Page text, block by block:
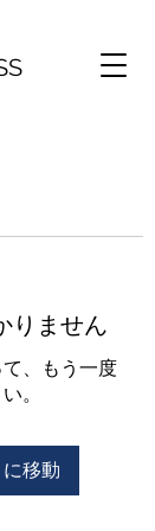
りません
、もう一度
。
移動